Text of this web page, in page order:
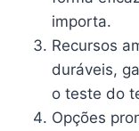
importa.
Recursos
duráveis,
o teste do
Opções